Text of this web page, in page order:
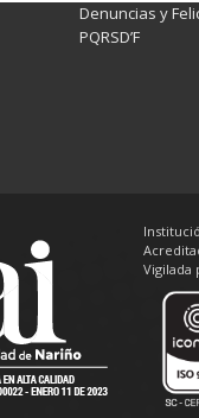
Denuncias y
PQRSD’F
Vigilada